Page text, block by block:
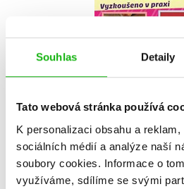
Souhlas Detaily
Tato webová stránka používá
K personalizaci obsahu a
sociálních médií a analýze naší
soubory cookies. Informace o
využíváme, sdílíme se svými
Do košíku